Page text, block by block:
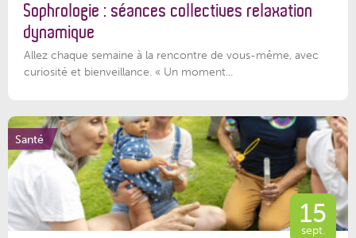
Sophrologie : séances collectives relaxation
dynamique
Allez chaque semaine à la rencontre de vous-même, avec
curiosité et bienveillance. « Un moment...
Santé
15
sept.